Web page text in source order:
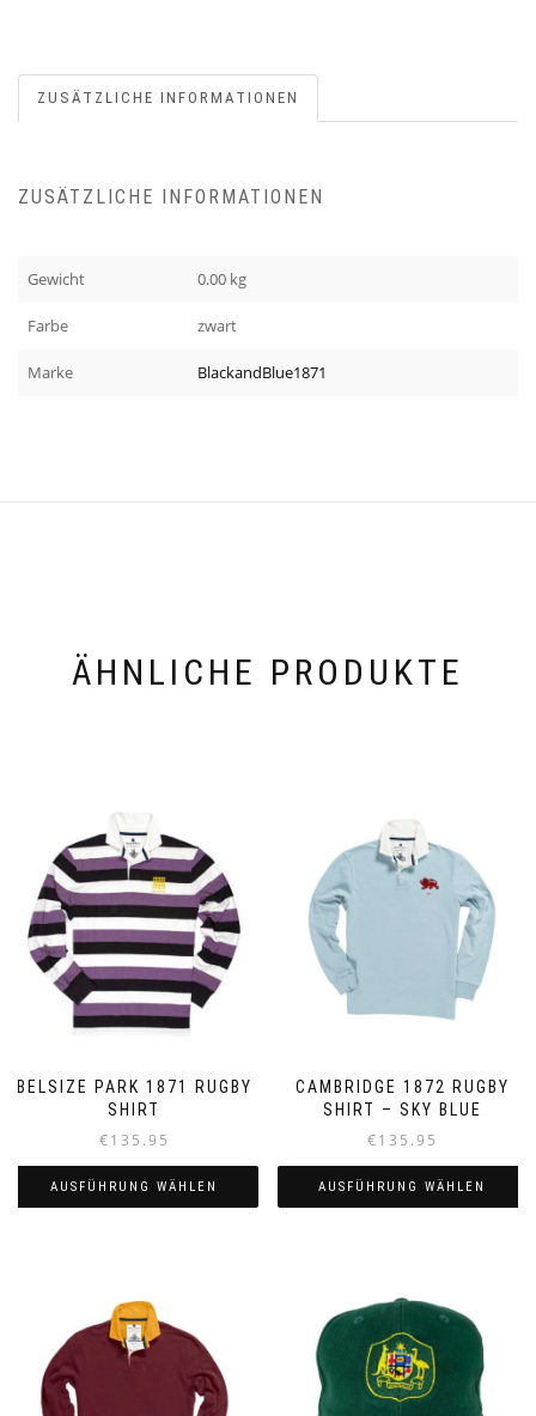
ZUSÄTZLICHE INFORMATIONEN
ZUSÄTZLICHE INFORMATIONEN
Gewicht 0.00 kg
Farbe zwart
Marke BlackandBlue1871
ÄHNLICHE PRODUKTE
BELSIZE PARK 1871 RUGBY
SHIRT
€135.95
AUSFÜHRUNG WÄHLEN
mehrere
Varianten
auf.
Optionen
CAMBRIDGE 1872 RUGBY
SHIRT – SKY BLUE
€135.95
AUSFÜHRUNG WÄHLEN
mehrere
Varianten
auf.
Die
Optionen